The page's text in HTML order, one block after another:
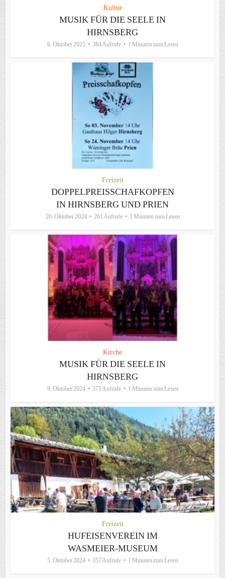
Kultur
MUSIK FÜR DIE SEELE IN
HIRNSBERG
6. Oktober 2025 384 Aufrufe 1 Minuten zum Lesen
Freizeit
DOPPELPREISSCHAFKOPFEN
IN HIRNSBERG UND PRIEN
26. Oktober 2024 261 Aufrufe 1 Minuten zum Lesen
Kirche
MUSIK FÜR DIE SEELE IN
HIRNSBERG
9. Oktober 2024 371 Aufrufe 1 Minuten zum Lesen
Freizeit
HUFEISENVEREIN IM
WASMEIER-MUSEUM
5. Oktober 2024 357 Aufrufe 1 Minuten zum Lesen